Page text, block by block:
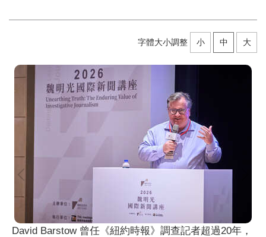
字體大小調整 小 中 大
David Barstow 曾任《紐約時報》調查記者超過20年，